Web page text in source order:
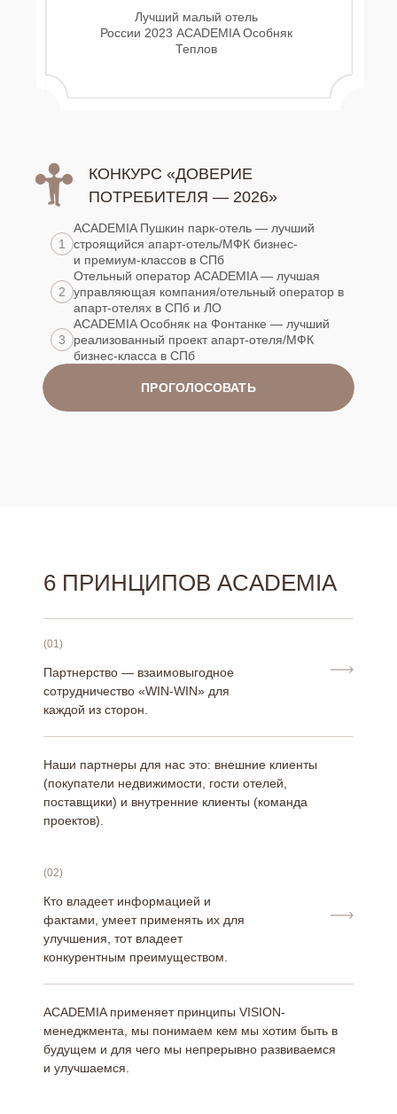
КОНКУРС «ДОВЕРИЕ
ПОТРЕБИТЕЛЯ — 2026»
Лучший малый отель
России 2023 ACADEMIA Особняк
Теплов
1
ACADEMIA Пушкин парк-отель — лучший
строящийся апарт-отель/МФК бизнес-
и премиум-классов в СПб
2
Отельный оператор ACADEMIA — лучшая
управляющая компания/отельный оператор в
апарт-отелях в СПб и ЛО
3
ACADEMIA Особняк на Фонтанке — лучший
реализованный проект апарт-отеля/МФК
бизнес-класса в СПб
ПРОГОЛОСОВАТЬ
6 ПРИНЦИПОВ ACADEMIA
Партнерство — взаимовыгодное
сотрудничество «WIN-WIN» для
каждой из сторон.
(01)
Наши партнеры для нас это: внешние клиенты
(покупатели недвижимости, гости отелей,
поставщики) и внутренние клиенты (команда
проектов).
Кто владеет информацией и
фактами, умеет применять их для
улучшения, тот владеет
конкурентным преимуществом.
(02)
ACADEMIA применяет принципы VISION-
менеджмента, мы понимаем кем мы хотим быть в
будущем и для чего мы непрерывно развиваемся
и улучшаемся.